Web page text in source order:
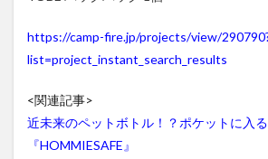
https://camp-fire.jp/projects/view/
list=project_instant_search_results
<関連記事>
近未来のペットボトル！？ポケットに入
『HOMMIESAFE』